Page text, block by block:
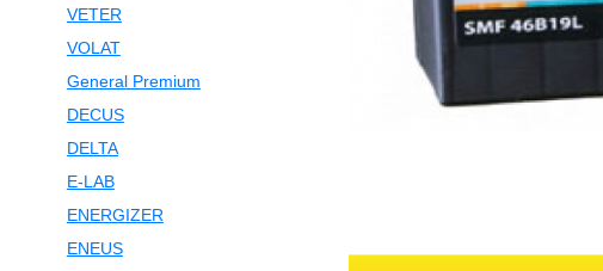
VETER
VOLAT
General Premium
DECUS
DELTA
E-LAB
ENERGIZER
ENEUS